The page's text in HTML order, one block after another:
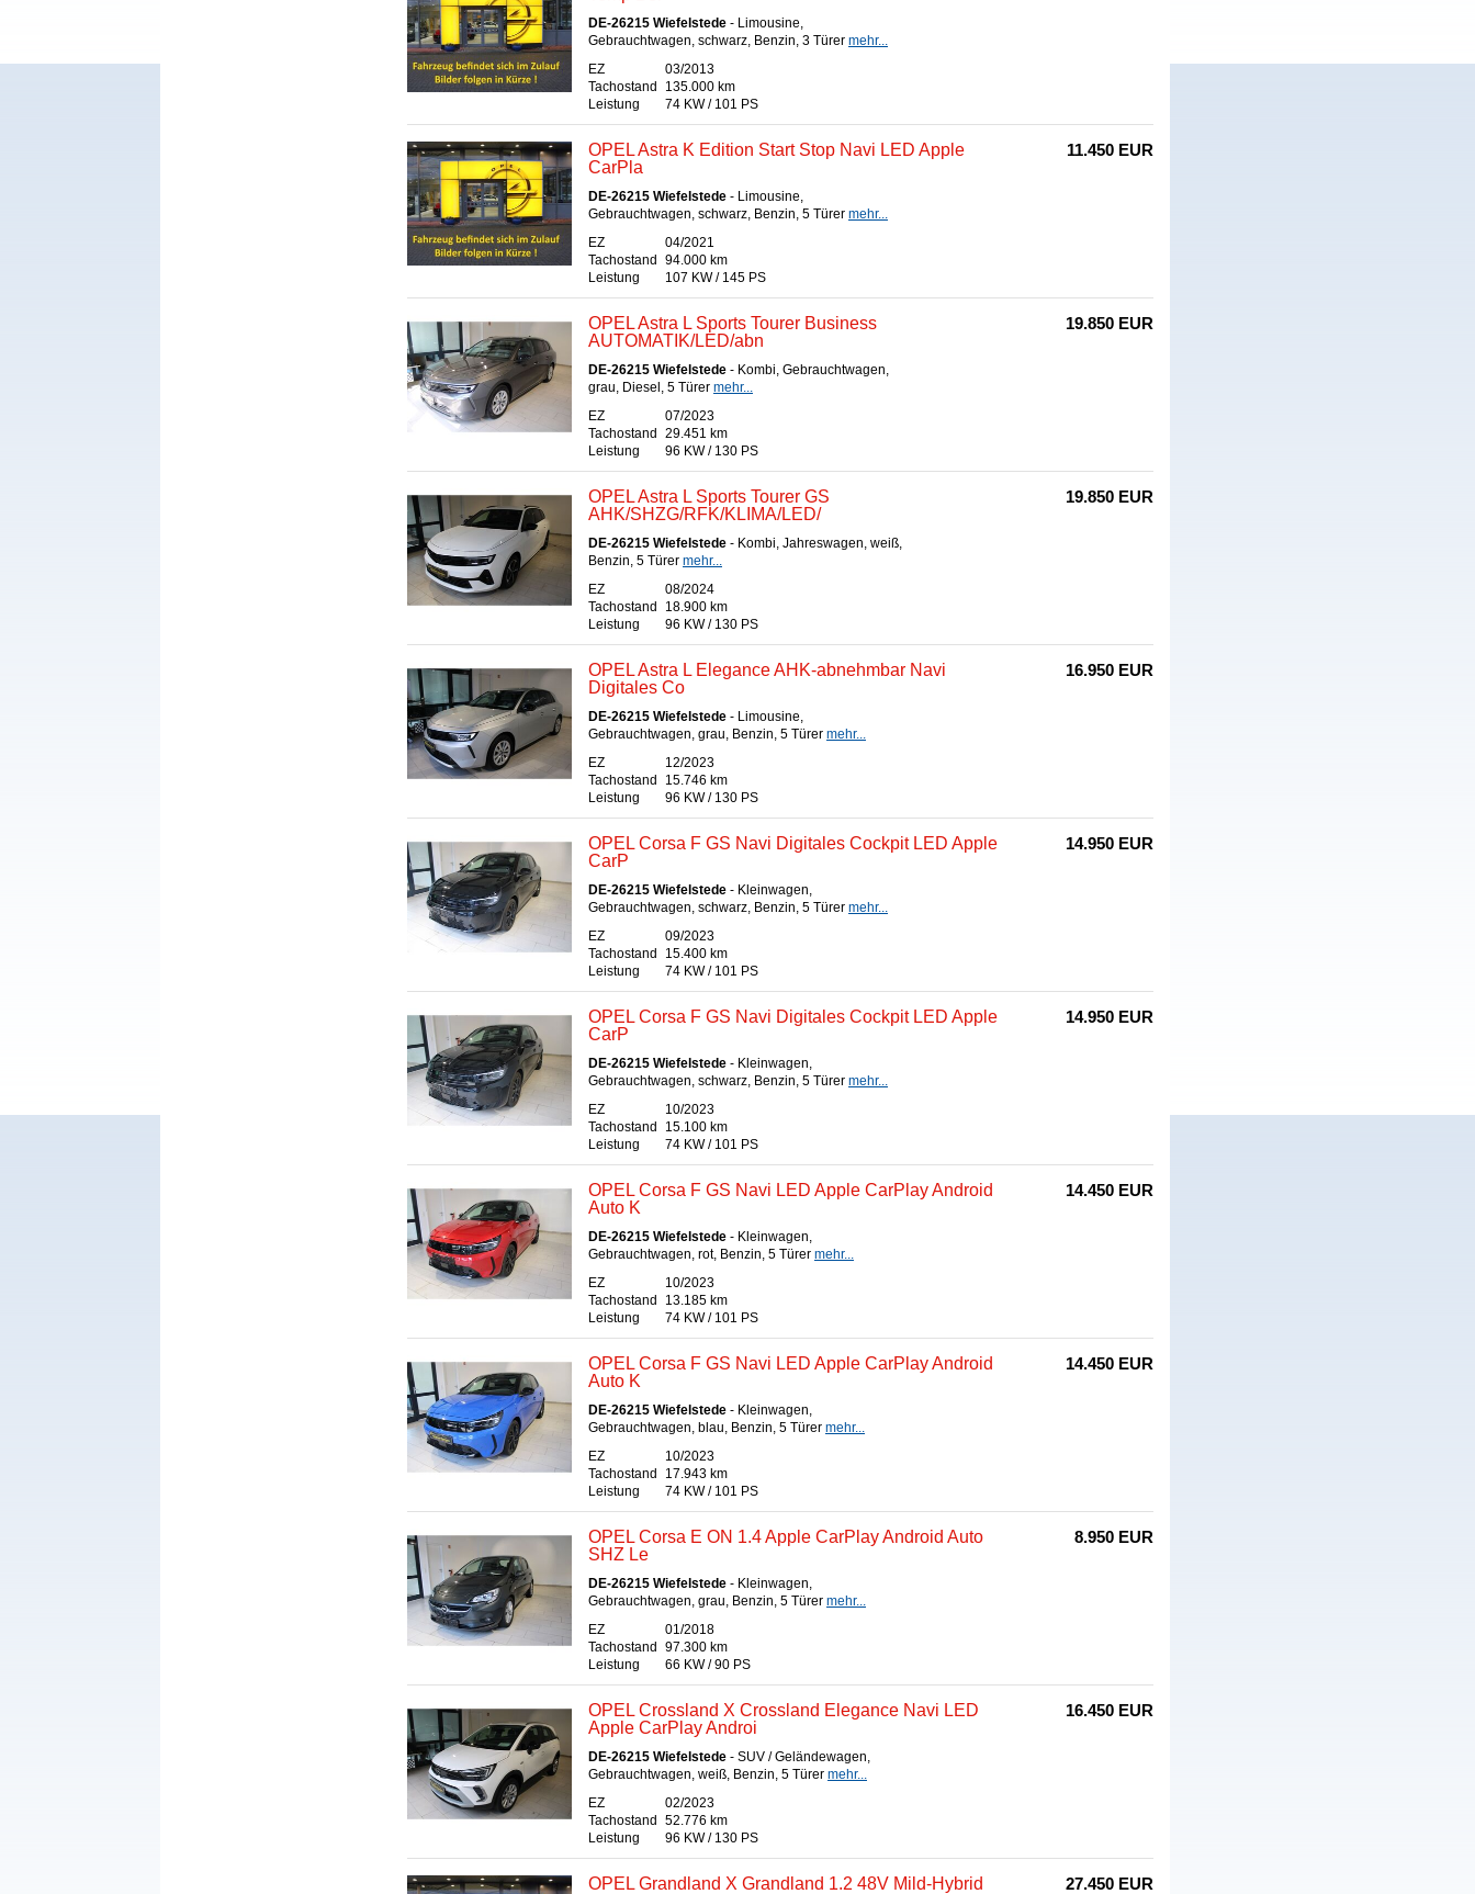
DE-26215 Wiefelstede - Limousine,
Gebrauchtwagen, schwarz, Benzin, 3 Türer mehr...
EZ
03/2013
Tachostand
135.000 km
Leistung
74 KW / 101 PS
11.450 EUR
OPEL Astra K Edition Start Stop Navi LED Apple
CarPla
DE-26215 Wiefelstede - Limousine,
Gebrauchtwagen, schwarz, Benzin, 5 Türer mehr...
EZ
04/2021
Tachostand
94.000 km
Leistung
107 KW / 145 PS
19.850 EUR
OPEL Astra L Sports Tourer Business
AUTOMATIK/LED/abn
DE-26215 Wiefelstede - Kombi, Gebrauchtwagen,
grau, Diesel, 5 Türer mehr...
EZ
07/2023
Tachostand
29.451 km
Leistung
96 KW / 130 PS
19.850 EUR
OPEL Astra L Sports Tourer GS
AHK/SHZG/RFK/KLIMA/LED/
DE-26215 Wiefelstede - Kombi, Jahreswagen, weiß,
Benzin, 5 Türer mehr...
EZ
08/2024
Tachostand
18.900 km
Leistung
96 KW / 130 PS
16.950 EUR
OPEL Astra L Elegance AHK-abnehmbar Navi
Digitales Co
DE-26215 Wiefelstede - Limousine,
Gebrauchtwagen, grau, Benzin, 5 Türer mehr...
EZ
12/2023
Tachostand
15.746 km
Leistung
96 KW / 130 PS
14.950 EUR
OPEL Corsa F GS Navi Digitales Cockpit LED Apple
CarP
DE-26215 Wiefelstede - Kleinwagen,
Gebrauchtwagen, schwarz, Benzin, 5 Türer mehr...
EZ
09/2023
Tachostand
15.400 km
Leistung
74 KW / 101 PS
14.950 EUR
OPEL Corsa F GS Navi Digitales Cockpit LED Apple
CarP
DE-26215 Wiefelstede - Kleinwagen,
Gebrauchtwagen, schwarz, Benzin, 5 Türer mehr...
EZ
10/2023
Tachostand
15.100 km
Leistung
74 KW / 101 PS
14.450 EUR
OPEL Corsa F GS Navi LED Apple CarPlay Android
Auto K
DE-26215 Wiefelstede - Kleinwagen,
Gebrauchtwagen, rot, Benzin, 5 Türer mehr...
EZ
10/2023
Tachostand
13.185 km
Leistung
74 KW / 101 PS
14.450 EUR
OPEL Corsa F GS Navi LED Apple CarPlay Android
Auto K
DE-26215 Wiefelstede - Kleinwagen,
Gebrauchtwagen, blau, Benzin, 5 Türer mehr...
EZ
10/2023
Tachostand
17.943 km
Leistung
74 KW / 101 PS
8.950 EUR
OPEL Corsa E ON 1.4 Apple CarPlay Android Auto
SHZ Le
DE-26215 Wiefelstede - Kleinwagen,
Gebrauchtwagen, grau, Benzin, 5 Türer mehr...
EZ
01/2018
Tachostand
97.300 km
Leistung
66 KW / 90 PS
16.450 EUR
OPEL Crossland X Crossland Elegance Navi LED
Apple CarPlay Androi
DE-26215 Wiefelstede - SUV / Geländewagen,
Gebrauchtwagen, weiß, Benzin, 5 Türer mehr...
EZ
02/2023
Tachostand
52.776 km
Leistung
96 KW / 130 PS
27.450 EUR
OPEL Grandland X Grandland 1.2 48V Mild-Hybrid